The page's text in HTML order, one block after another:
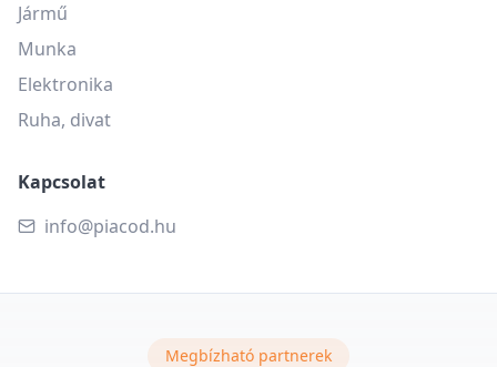
Jármű
Munka
Elektronika
Ruha, divat
Kapcsolat
info@piacod.hu
Megbízható partnerek